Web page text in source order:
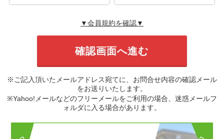
▼会員規約を確認▼
※ご記入頂いたメールアドレス宛てに、お問合せ内容の確認メール
をお送りいたします。
※Yahoo!メールなどのフリーメールをご利用の場合、迷惑メールフ
ォルダに入る場合があります。